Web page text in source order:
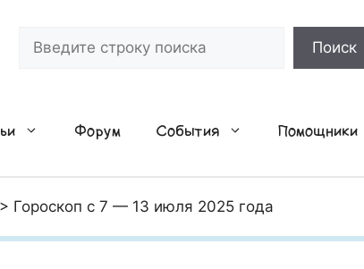
Поиск
Форум События Помощники
> Гороскоп с 7 — 13 июля 2025 года